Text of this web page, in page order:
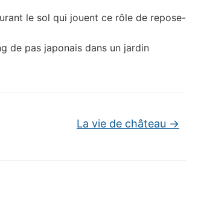
le sol qui jouent ce rôle de repose-
de pas japonais dans un jardin
La vie de château →